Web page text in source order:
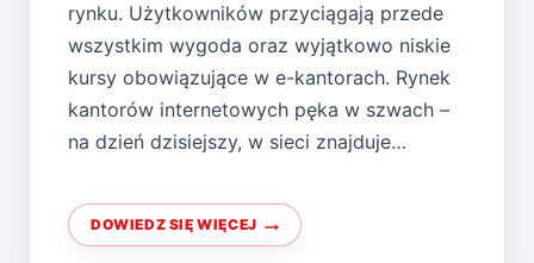
rynku. Użytkowników przyciągają przede
wszystkim wygoda oraz wyjątkowo niskie
kursy obowiązujące w e-kantorach. Rynek
kantorów internetowych pęka w szwach –
na dzień dzisiejszy, w sieci znajduje…
DOWIEDZ SIĘ WIĘCEJ
KANTORY
INTERNETOWE